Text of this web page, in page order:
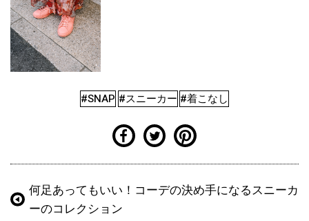
#SNAP #スニーカー #着こなし
何足あってもいい！コーデの決め手になるスニーカ
ーのコレクション